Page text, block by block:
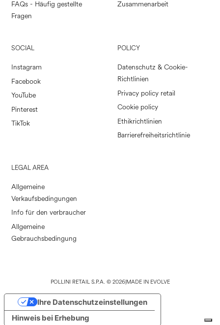
FAQs - Häufig gestellte
Fragen
Zusammenarbeit
SOCIAL
Instagram
Facebook
YouTube
Pinterest
TikTok
POLICY
Datenschutz & Cookie-
Richtlinien
Privacy policy retail
Cookie policy
Ethikrichtlinien
Barrierefreiheitsrichtlinie
LEGAL AREA
Allgemeine
Verkaufsbedingungen
Info für den verbraucher
Allgemeine
Gebrauchsbedingung
POLLINI RETAIL S.P.A. © 2026|MADE IN EVOLVE
Hinweis bei Erhebung
Ihre Datenschutzeinstellungen